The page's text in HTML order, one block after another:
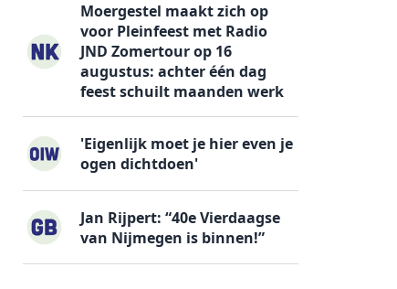
Moergestel maakt zich op
voor Pleinfeest met Radio
JND Zomertour op 16
augustus: achter één dag
feest schuilt maanden werk
'Eigenlijk moet je hier even je
ogen dichtdoen'
Jan Rijpert: “40e Vierdaagse
van Nijmegen is binnen!”